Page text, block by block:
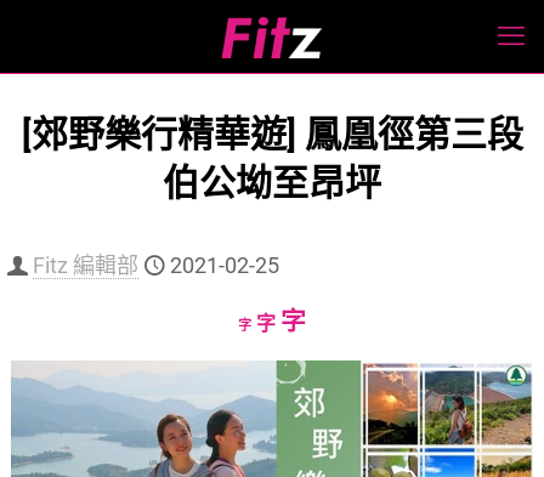
[郊野樂行精華遊] 鳳凰徑第三段
伯公坳至昂坪
Fitz 編輯部 2021-02-25
字Decrease
size.
字Reset
size.
字Increase
size.